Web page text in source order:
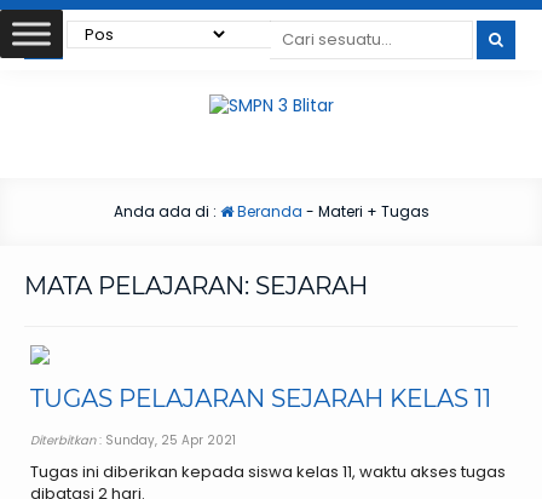
Anda ada di : Beranda - Materi + Tugas
MATA PELAJARAN: SEJARAH
TUGAS PELAJARAN SEJARAH KELAS 11
Diterbitkan: Sunday, 25 Apr 2021
Tugas ini diberikan kepada siswa kelas 11, waktu akses tugas
dibatasi 2 hari.